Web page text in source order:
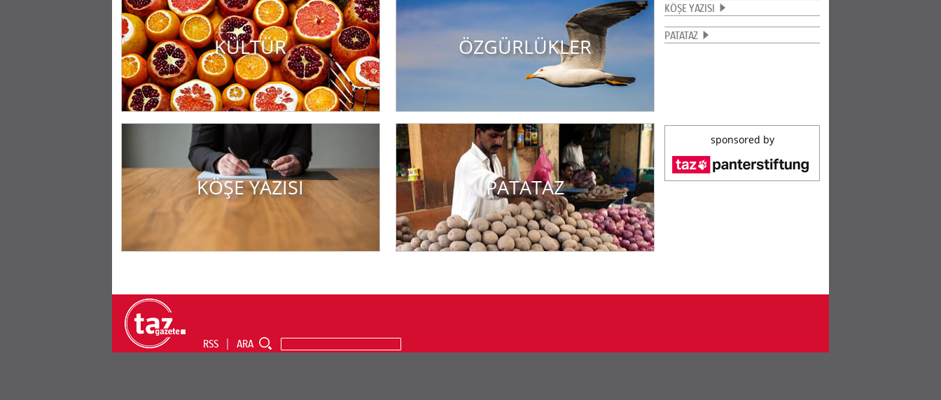
KÖŞE YAZISI
PATATAZ
sponsored by
KÜLTÜR ÖZGÜRLÜKLER
KÖŞE YAZISI PATATAZ
RSS ARA